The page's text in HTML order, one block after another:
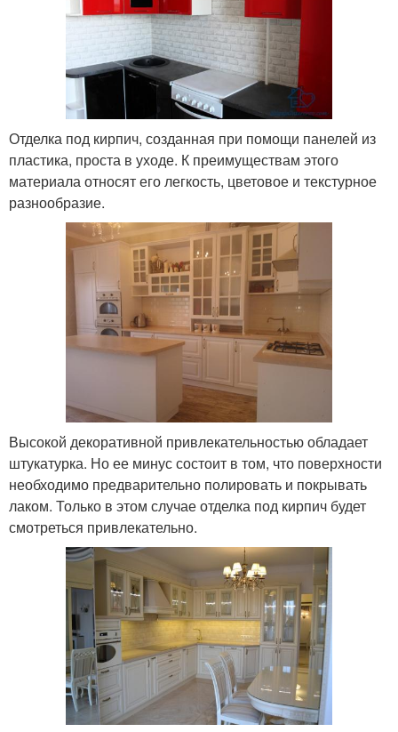
Отделка под кирпич, созданная при помощи панелей из
пластика, проста в уходе. К преимуществам этого
материала относят его легкость, цветовое и текстурное
разнообразие.
Высокой декоративной привлекательностью обладает
штукатурка. Но ее минус состоит в том, что поверхности
необходимо предварительно полировать и покрывать
лаком. Только в этом случае отделка под кирпич будет
смотреться привлекательно.